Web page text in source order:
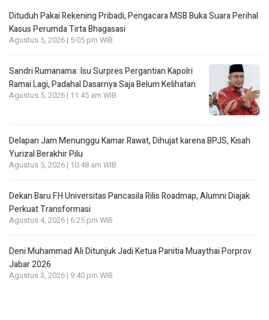
Dituduh Pakai Rekening Pribadi, Pengacara MSB Buka Suara Perihal
Kasus Perumda Tirta Bhagasasi
Agustus 5, 2026 | 5:05 pm WIB
Sandri Rumanama: Isu Surpres Pergantian Kapolri
Ramai Lagi, Padahal Dasarnya Saja Belum Kelihatan
Agustus 5, 2026 | 11:45 am WIB
Delapan Jam Menunggu Kamar Rawat, Dihujat karena BPJS, Kisah
Yurizal Berakhir Pilu
Agustus 5, 2026 | 10:48 am WIB
Dekan Baru FH Universitas Pancasila Rilis Roadmap, Alumni Diajak
Perkuat Transformasi
Agustus 4, 2026 | 6:25 pm WIB
Deni Muhammad Ali Ditunjuk Jadi Ketua Panitia Muaythai Porprov
Jabar 2026
Agustus 3, 2026 | 9:40 pm WIB